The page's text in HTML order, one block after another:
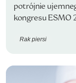
potrójnie
kongresu ESMO
Rak piersi